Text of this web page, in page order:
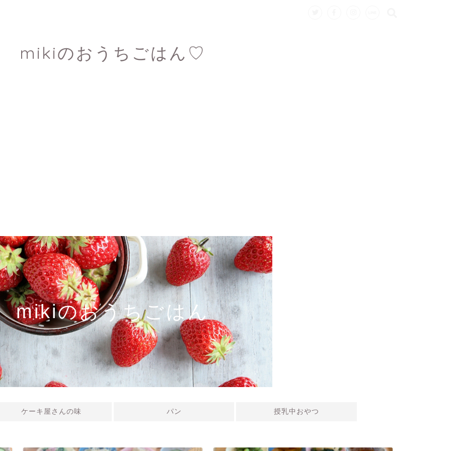
mikiのおうちごはん♡
mikiのおうちごはん
ケーキ屋さんの味 パン 授乳中おやつ